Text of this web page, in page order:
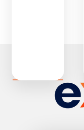
LE PARCOURS